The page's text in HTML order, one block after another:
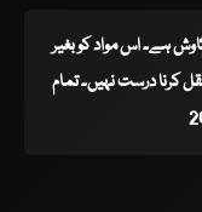
کاوش ہے۔ اس مواد کو بغیر
کرنا درست نہیں۔ تمام